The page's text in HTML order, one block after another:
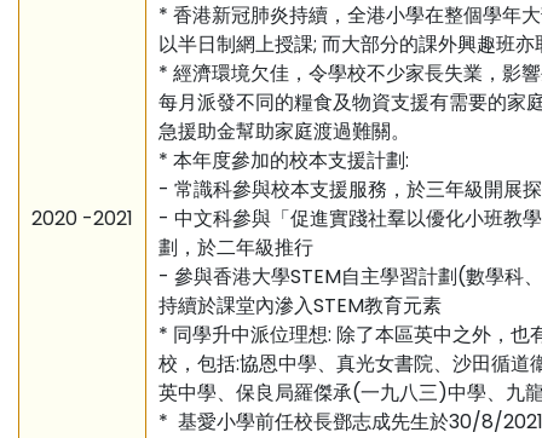
2020 -2021
* 香港新冠肺炎持續，全港小學在整個學年
以半日制網上授課; 而大部分的課外興趣班亦
* 經濟環境欠佳，令學校不少家長失業，影
每月派發不同的糧食及物資支援有需要的家
急援助金幫助家庭渡過難關。
* 本年度參加的校本支援計劃:
- 常識科參與校本支援服務，於三年級開展
- 中文科參與「促進實踐社羣以優化小班教
劃，於二年級推行
- 參與香港大學STEM自主學習計劃(數學科
持續於課堂內滲入STEM教育元素
* 同學升中派位理想: 除了本區英中之外，也
校，包括:協恩中學、真光女書院、沙田循道
英中學、保良局羅傑承(一九八三)中學、九
* 基愛小學前任校長鄧志成先生於30/8/